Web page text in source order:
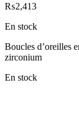
₨2,413
En stock
Boucles d’oreilles
zirconium
En stock